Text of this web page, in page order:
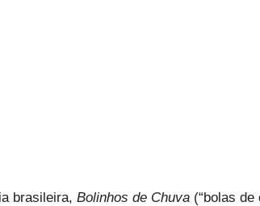
brasileira, Bolinhos de Chuva (“bolas